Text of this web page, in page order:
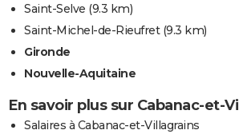
Saint-Selve (9.3 km)
Saint-Michel-de-Rieufret(9.3 km)
Gironde
Nouvelle-Aquitaine
En savoir plus sur Cabanac-et-
Salaires à Cabanac-et-Villagrains